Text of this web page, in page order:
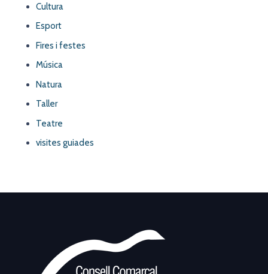
Cultura
Esport
Fires i festes
Música
Natura
Taller
Teatre
visites guiades